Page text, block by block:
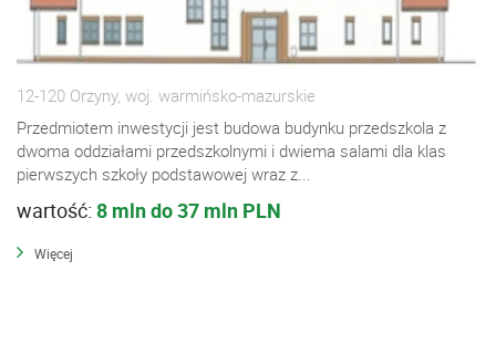
12-120 Orzyny, woj. warmińsko-mazurskie
Przedmiotem inwestycji jest budowa budynku przedszkola z
dwoma oddziałami przedszkolnymi i dwiema salami dla klas
pierwszych szkoły podstawowej wraz z...
wartość: 8 mln do 37 mln PLN
Więcej